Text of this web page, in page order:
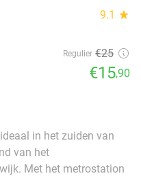
9.1 star
Regulier €25
€15,90
in het zuiden van
van het
Met het metrostation